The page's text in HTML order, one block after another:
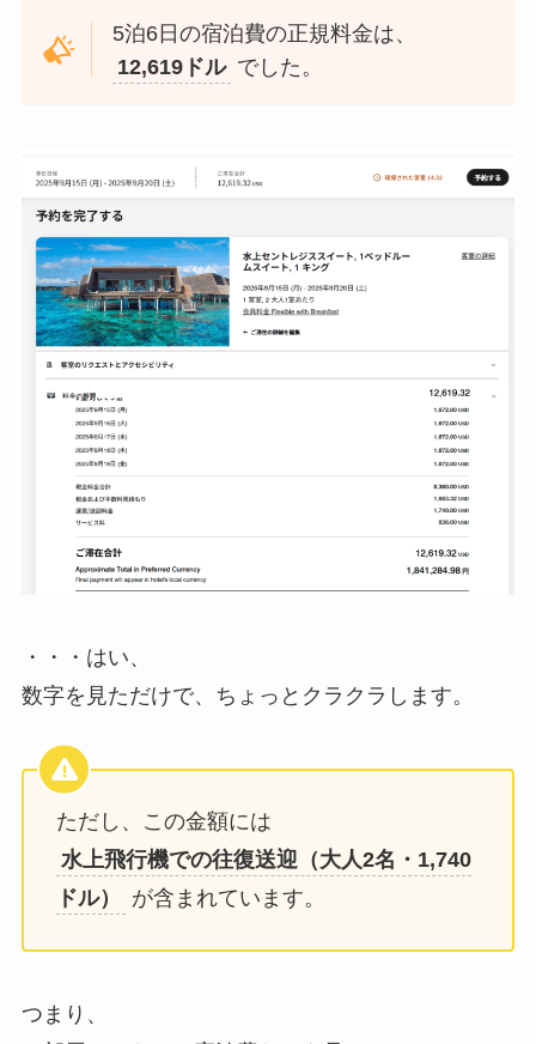
5泊6日の宿泊費の正規料金は、
12,619ドル でした。
・・・はい、
数字を見ただけで、ちょっとクラクラします。
ただし、この金額には
水上飛行機での往復送迎（大人2名・1,740
ドル）
が含まれています。
つまり、